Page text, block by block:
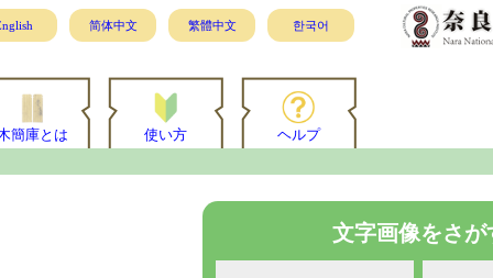
简体中文 繁體中文 한국어
簡庫とは 使い方 ヘルプ
文字画像をさが